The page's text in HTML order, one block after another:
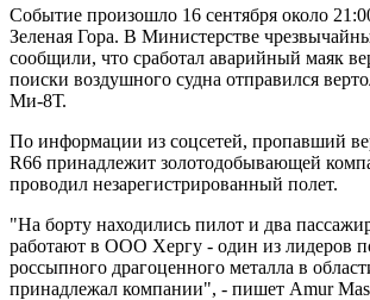
Событие произошло 16 сентября около
Зеленая Гора. В Министерстве
сообщили, что сработал аварийный маяк
поиски воздушного судна отправился
Ми-8Т.
По информации из соцсетей, пропавший
R66 принадлежит золотодобывающей
проводил незарегистрированный полет.
"На борту находились пилот и два
работают в ООО Хергу - один из лидеров
россыпного драгоценного металла в
принадлежал компании", - пишет Amur